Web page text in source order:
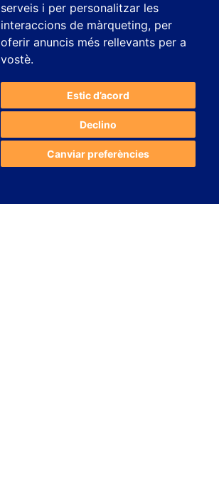
serveis i per personalitzar les
interaccions de màrqueting, per
oferir anuncis més rellevants per a
vostè.
Estic d’acord
Declino
Canviar preferències